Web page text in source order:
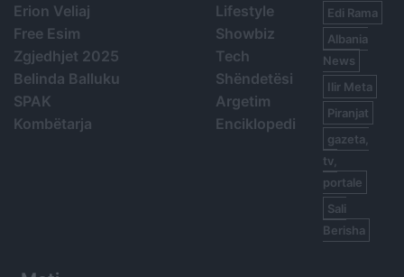
Erion Veliaj
Free Esim
Zgjedhjet 2025
Belinda Balluku
SPAK
Kombëtarja
Lifestyle
Showbiz
Tech
Shëndetësi
Argetim
Enciklopedi
Edi Rama
Albania
News
Ilir Meta
Piranjat
gazeta,
tv,
portale
Sali
Berisha